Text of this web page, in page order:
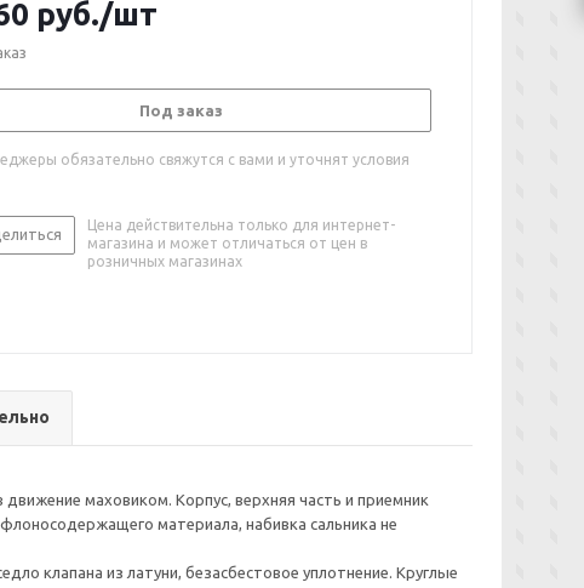
руб./шт
Под заказ
обязательно свяжутся с вами и уточнят условия
Цена действительна только для интернет-
магазина и может отличаться от цен в
розничных магазинах
маховиком. Корпус, верхняя часть и приемник
материала, набивка сальника не
клапана из латуни, безасбестовое уплотнение. Круглые